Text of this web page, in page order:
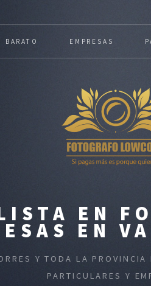
EN
EN
Y TODA LA
PARTICULARES Y
BARATO EMPRESAS